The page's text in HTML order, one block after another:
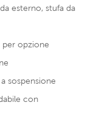
esterno, stufa da
opzione
sospensione
con